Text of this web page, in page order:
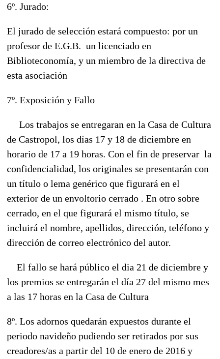
6º. Jurado:
El jurado de selección estará compuesto: por un
profesor de E.G.B. un licenciado en
Biblioteconomía, y un miembro de la directiva de
esta asociación
7º. Exposición y Fallo
Los trabajos se entregaran en la Casa de Cultura
de Castropol, los días 17 y 18 de diciembre en
horario de 17 a 19 horas. Con el fin de preservar la
confidencialidad, los originales se presentarán con
un título o lema genérico que figurará en el
exterior de un envoltorio cerrado . En otro sobre
cerrado, en el que figurará el mismo título, se
incluirá el nombre, apellidos, dirección, teléfono y
dirección de correo electrónico del autor.
El fallo se hará público el dia 21 de diciembre y
los premios se entregarán el día 27 del mismo mes
a las 17 horas en la Casa de Cultura
8º. Los adornos quedarán expuestos durante el
periodo navideño pudiendo ser retirados por sus
creadores/as a partir del 10 de enero de 2016 y